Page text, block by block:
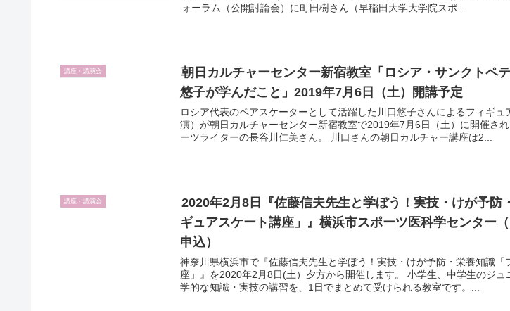
ォーラム（公開討論会）に町田樹さん（早稲田大学大学院スポ...
講座・講演会
朝日カルチャーセンター新宿教室「ロシア・サンクトペ
悠子が学んだこと」2019年7月6日（土）開講予定
ロシア代表のペアスケーターとして活躍した川口悠子さんによるフィギュ
演）が朝日カルチャーセンター新宿教室で2019年7月6日（土）に開催さ
ーツライターの長谷川仁美さん。 川口さんの朝日カルチャー講座は2...
講座・講演会
2020年2月8日『佐藤信夫先生と学ぼう！実技・けが予防
ギュアスケート講座」』横浜市スポーツ医科学センター
申込）
神奈川県横浜市で『佐藤信夫先生と学ぼう！実技・けが予防・栄養知識「
座」』を2020年2月8日(土）夕方から開催します。 小学生、中学生のジュ
学的な知識・実技の講習を、1日でまとめて受けられる教室です。...